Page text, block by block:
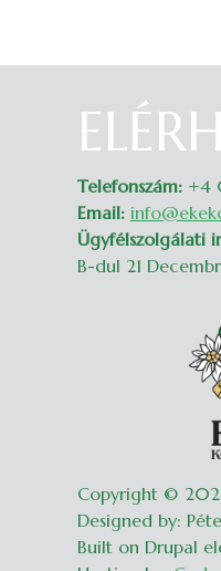
Telefonszám: +4
Email:
Ügyfélszolgálati
B-dul 21
Copyright ©
Designed by:
Built on Drupal